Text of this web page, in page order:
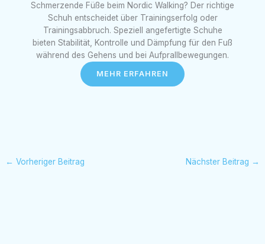
Schmerzende Füße beim Nordic Walking? Der richtige
Schuh entscheidet über Trainingserfolg oder
Trainingsabbruch. Speziell angefertigte Schuhe
bieten Stabilität, Kontrolle und Dämpfung für den Fuß
während des Gehens und bei Aufprallbewegungen.
MEHR ERFAHREN
← Vorheriger Beitrag Nächster Beitrag →